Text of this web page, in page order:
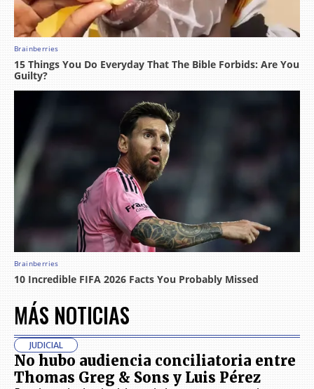
MÁS NOTICIAS
JUDICIAL
No hubo audiencia conciliatoria entre
Thomas Greg & Sons y Luis Pérez